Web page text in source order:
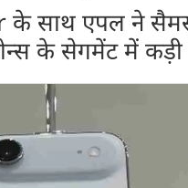
साथ एपल ने सैमसंग
के सेगमेंट में कड़ी